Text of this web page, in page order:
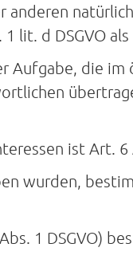
anderen
lit. d DSGVO als
Aufgabe, die
ist Art. 6
wurden,
1 DSGVO)